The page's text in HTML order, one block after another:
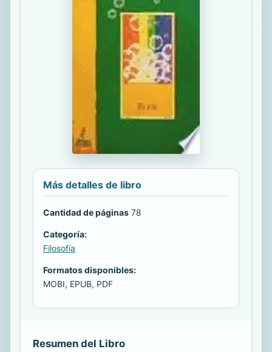
Más detalles de libro
Cantidad de páginas 78
Categoría:
Filosofía
Formatos disponibles:
MOBI, EPUB, PDF
Resumen del Libro